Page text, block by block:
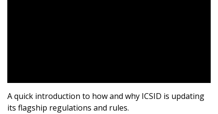
A quick introduction to how and why ICSID is updating
its flagship regulations and rules.